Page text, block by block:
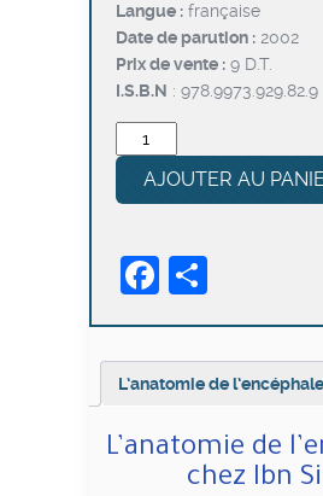
Langue : française
Date de parution : 2002
Prix de vente : 9 D.T.
I.S.B.N : 978.9973.929.82.9
quantité
de
L’anatomie
chez
Ibn
AJOUTER AU
Facebook
L’anatomie de
L’anatomie de
chez Ibn